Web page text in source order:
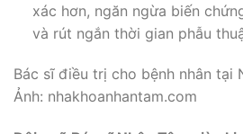
xác hơn, ngăn ngừa biến
và rút ngắn thời gian phẫu
Bác sĩ điều trị cho bệnh nhân tại
Ảnh: nhakhoanhantam.com